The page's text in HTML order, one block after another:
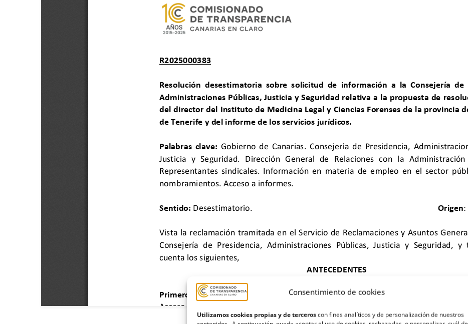
Consentimiento de cookies
Utilizamos cookies propias y de terceroscon fines analíticos y de personalización de nuestros